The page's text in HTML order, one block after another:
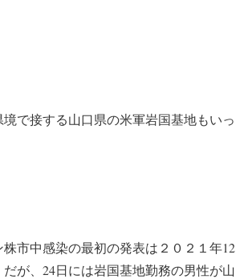
で接する山口県の米軍岩国基地もいっ
市中感染の最初の発表は２０２１年12
だが、24日には岩国基地勤務の男性が山